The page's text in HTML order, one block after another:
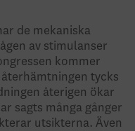
de mekaniska
av stimulanser
kommer
tycks
återigen ökar
sagts många gånger
utsikterna. Även